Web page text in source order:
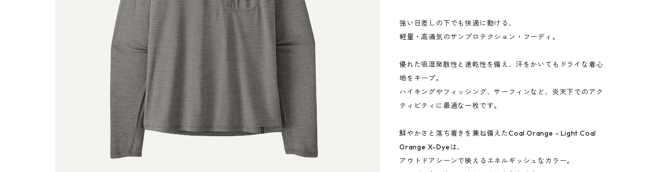
強い日差しの下でも快適に動ける、
軽量・高通気のサンプロテクション・フーディ。
優れた吸湿発散性と速乾性を備え、汗をかいてもドライな着心
地をキープ。
ハイキングやフィッシング、サーフィンなど、炎天下でのアク
ティビティに最適な一枚です。
鮮やかさと落ち着きを兼ね備えたCoal Orange - Light Coal
Orange X-Dyeは、
アウトドアシーンで映えるエネルギッシュなカラー。